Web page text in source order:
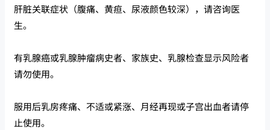
肝脏关联症状（腹痛、黄疸、尿液颜色较深），请咨询医
生。
有乳腺癌或乳腺肿瘤病史者、家族史、乳腺检查显示风险者
请勿使用。
服用后乳房疼痛、不适或紧涨、月经再现或子宫出血者请停
止使用。